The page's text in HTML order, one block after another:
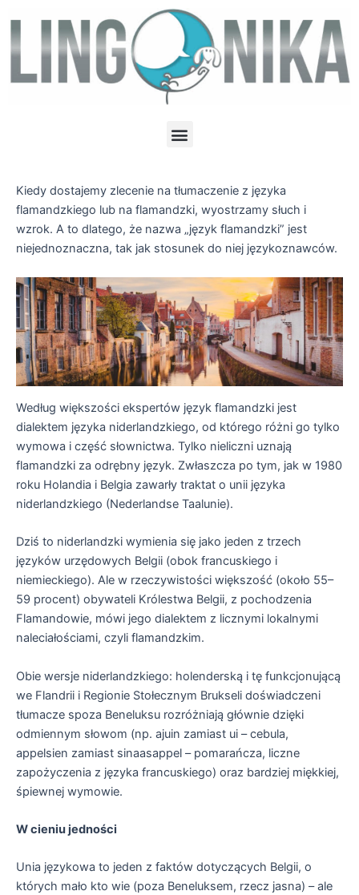
Menu
Kiedy dostajemy zlecenie na tłumaczenie z języka
flamandzkiego lub na flamandzki, wyostrzamy słuch i
wzrok. A to dlatego, że nazwa „język flamandzki” jest
niejednoznaczna, tak jak stosunek do niej językoznawców.
Według większości ekspertów język flamandzki jest
dialektem języka niderlandzkiego, od którego różni go tylko
wymowa i część słownictwa. Tylko nieliczni uznają
flamandzki za odrębny język. Zwłaszcza po tym, jak w 1980
roku Holandia i Belgia zawarły traktat o unii języka
niderlandzkiego (Nederlandse Taalunie).
Dziś to niderlandzki wymienia się jako jeden z trzech
języków urzędowych Belgii (obok francuskiego i
niemieckiego). Ale w rzeczywistości większość (około 55–
59 procent) obywateli Królestwa Belgii, z pochodzenia
Flamandowie, mówi jego dialektem z licznymi lokalnymi
naleciałościami, czyli flamandzkim.
Obie wersje niderlandzkiego: holenderską i tę funkcjonującą
we Flandrii i Regionie Stołecznym Brukseli doświadczeni
tłumacze spoza Beneluksu rozróżniają głównie dzięki
odmiennym słowom (np. ajuin zamiast ui – cebula,
appelsien zamiast sinaasappel – pomarańcza, liczne
zapożyczenia z języka francuskiego) oraz bardziej miękkiej,
śpiewnej wymowie.
W cieniu jedności
Unia językowa to jeden z faktów dotyczących Belgii, o
których mało kto wie (poza Beneluksem, rzecz jasna) – ale